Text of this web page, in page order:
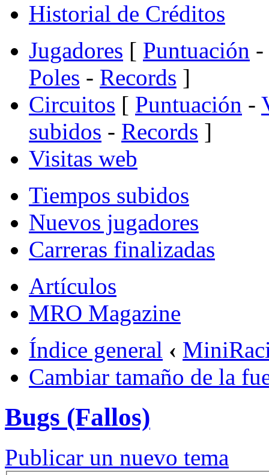
Historial de Créditos
Jugadores [ Puntuación -
Poles - Records ]
Circuitos [ Puntuación -
subidos - Records ]
Visitas web
Tiempos subidos
Nuevos jugadores
Carreras finalizadas
Artículos
MRO Magazine
Índice general ‹
Cambiar tamaño de la
Bugs (Fallos)
Publicar un nuevo tema